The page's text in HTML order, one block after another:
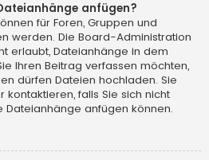
anfügen?
für Foren, Gruppen und
werden. Die Board-Administration
erlaubt, Dateianhänge in dem
Ihren Beitrag verfassen möchten,
dürfen Dateien hochladen. Sie
kontaktieren, falls Sie sich nicht
Dateianhänge anfügen können.